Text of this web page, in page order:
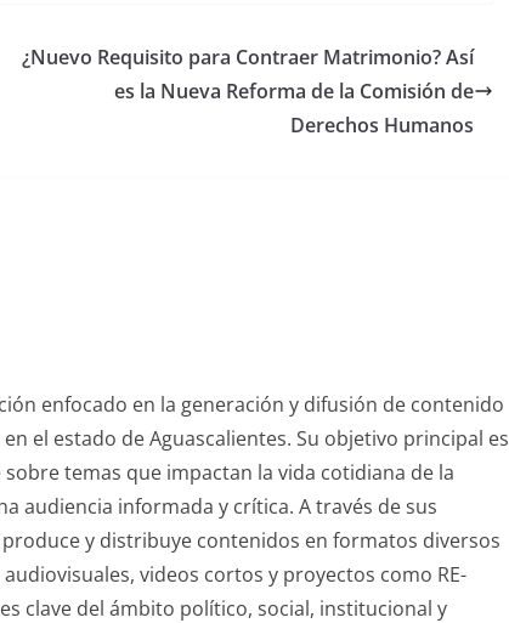
¿Nuevo Requisito para Contraer Matrimonio? Así
es la Nueva Reforma de la Comisión de
Derechos Humanos
enfocado en la generación y difusión de contenido
el estado de Aguascalientes. Su objetivo principal es
temas que impactan la vida cotidiana de la
audiencia informada y crítica. A través de sus
y distribuye contenidos en formatos diversos
videos cortos y proyectos como RE-
clave del ámbito político, social, institucional y